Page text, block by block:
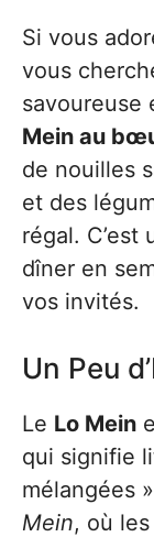
Si vous
vous
savoureuse
Mein au
de nouilles
et des
régal.
dîner en
vos invités.
Un Peu
Le Lo Mein
qui signifie
mélangées
Mein, où